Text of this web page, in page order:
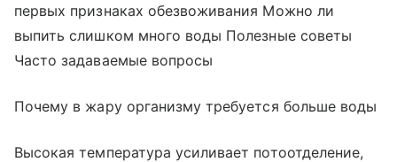
первых признаках обезвоживания Можно ли
выпить слишком много воды Полезные советы
Часто задаваемые вопросы
Почему в жару организму требуется больше воды
Высокая температура усиливает потоотделение,